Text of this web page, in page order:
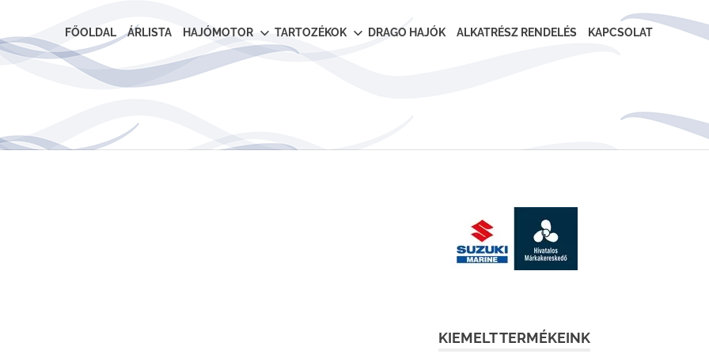
FŐOLDAL ÁRLISTA HAJÓMOTOR TARTOZÉKOK DRAGO HAJÓK ALKATRÉSZ RENDELÉS KAPCSOLAT
KIEMELT TERMÉKEINK